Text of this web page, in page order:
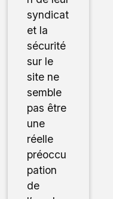
syndicat
et la
sécurité
sur le
site ne
semble
pas être
une
réelle
préoccu
pation
de